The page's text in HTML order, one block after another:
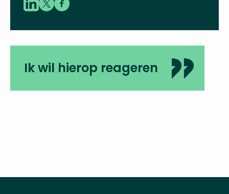
Ik wil hierop reageren